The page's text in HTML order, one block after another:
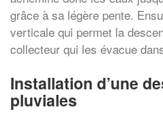
grâce à sa légère pente.
verticale qui permet la
collecteur qui les évacue
Installation d’une
pluviales